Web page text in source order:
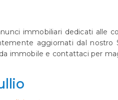
immobiliari dedicati alle
aggiornati dal nostro
immobile e contattaci per